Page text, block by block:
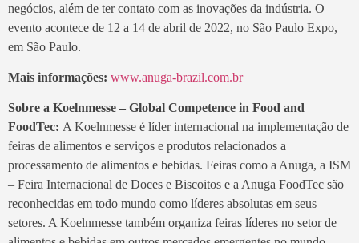
negócios, além de ter contato com as inovações da indústria. O
evento acontece de 12 a 14 de abril de 2022, no São Paulo Expo,
em São Paulo.
Mais informações: www.anuga-brazil.com.br
Sobre a Koelnmesse – Global Competence in Food and
FoodTec: A Koelnmesse é líder internacional na implementação de
feiras de alimentos e serviços e produtos relacionados a
processamento de alimentos e bebidas. Feiras como a Anuga, a ISM
– Feira Internacional de Doces e Biscoitos e a Anuga FoodTec são
reconhecidas em todo mundo como líderes absolutas em seus
setores. A Koelnmesse também organiza feiras líderes no setor de